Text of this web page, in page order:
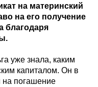
на материнский
на его получение
благодаря
уже знала, каким
капиталом. Он в
на погашение